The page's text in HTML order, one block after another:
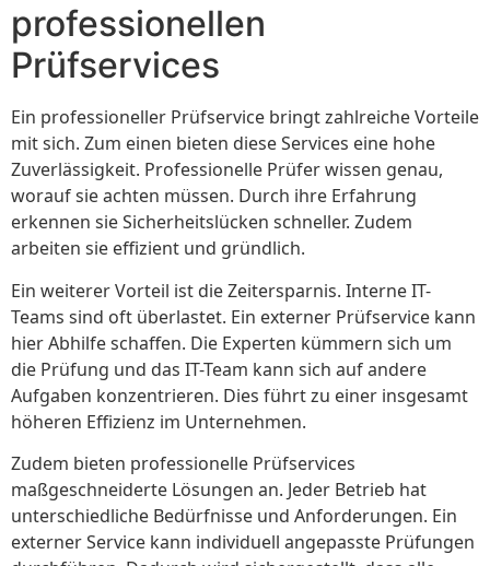
professionellen
Prüfservices
Ein professioneller Prüfservice bringt zahlreiche Vorteile
mit sich. Zum einen bieten diese Services eine hohe
Zuverlässigkeit. Professionelle Prüfer wissen genau,
worauf sie achten müssen. Durch ihre Erfahrung
erkennen sie Sicherheitslücken schneller. Zudem
arbeiten sie effizient und gründlich.
Ein weiterer Vorteil ist die Zeitersparnis. Interne IT-
Teams sind oft überlastet. Ein externer Prüfservice kann
hier Abhilfe schaffen. Die Experten kümmern sich um
die Prüfung und das IT-Team kann sich auf andere
Aufgaben konzentrieren. Dies führt zu einer insgesamt
höheren Effizienz im Unternehmen.
Zudem bieten professionelle Prüfservices
maßgeschneiderte Lösungen an. Jeder Betrieb hat
unterschiedliche Bedürfnisse und Anforderungen. Ein
externer Service kann individuell angepasste Prüfungen